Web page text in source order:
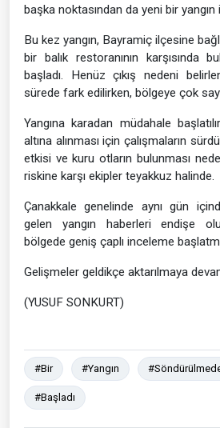
başka noktasından da yeni bir yangın
Bu kez yangın, Bayramiç ilçesine
bir balık restoranının karşısında
başladı. Henüz çıkış nedeni
sürede fark edilirken, bölgeye çok
Yangına karadan müdahale
altına alınması için çalışmaların
etkisi ve kuru otların bulunması
riskine karşı ekipler teyakkuz halinde.
Çanakkale genelinde aynı gün
gelen yangın haberleri endişe
bölgede geniş çaplı inceleme
Gelişmeler geldikçe aktarılmaya
(YUSUF SONKURT)
#Bir #Yangın
#Başladı